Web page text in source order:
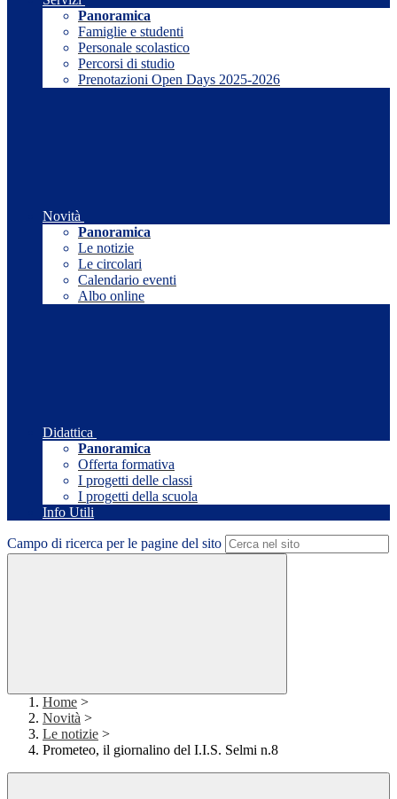
Panoramica
Famiglie e studenti
Personale scolastico
Percorsi di studio
Prenotazioni Open Days 2025-2026
Novità
Panoramica
Le notizie
Le circolari
Calendario eventi
Albo online
Didattica
Panoramica
Offerta formativa
I progetti delle classi
I progetti della scuola
Info Utili
Campo di ricerca per le pagine del sito
Home >
Novità >
Le notizie >
Prometeo, il giornalino del I.I.S. Selmi n.8